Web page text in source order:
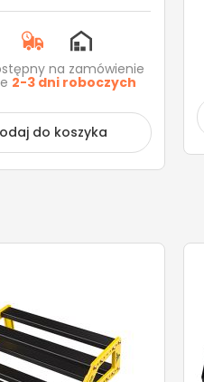
na zamówienie
2-3 dni roboczych
do koszyka